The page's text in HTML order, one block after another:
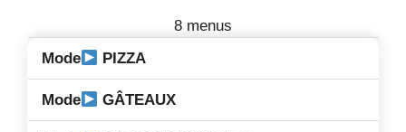
8 menus
PIZZA
GÂTEAUX